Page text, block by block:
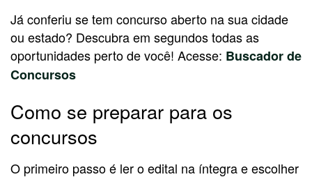
Já conferiu se tem concurso aberto na sua cidade
ou estado? Descubra em segundos todas as
oportunidades perto de você! Acesse: Buscador de
Concursos
Como se preparar para os
concursos
O primeiro passo é ler o edital na íntegra e escolher